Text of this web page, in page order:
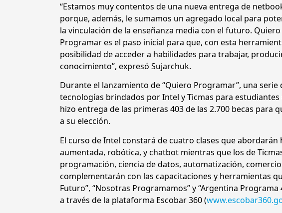
“Estamos muy contentos de una nueva entrega de
porque, además, le sumamos un agregado local para
la vinculación de la enseñanza media con el futuro. Quiero
Programar es el paso inicial para que, con esta
posibilidad de acceder a habilidades para trabajar,
conocimiento”, expresó Sujarchuk.
Durante el lanzamiento de “Quiero Programar”, una
tecnologías brindados por Intel y Ticmas para
hizo entrega de las primeras 403 de las 2.700 becas para
a su elección.
El curso de Intel constará de cuatro clases que
aumentada, robótica, y chatbot mientras que los de
programación, ciencia de datos, automatización,
complementarán con las capacitaciones y herramientas
Futuro”, “Nosotras Programamos” y “Argentina
a través de la plataforma Escobar 360 (